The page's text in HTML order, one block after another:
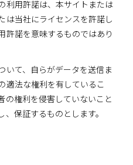
利用許諾は、本サイトまたは
は当社にライセンスを許諾し
許諾を意味するものではあり
いて、自らがデータを送信ま
適法な権利を有しているこ
の権利を侵害していないこと
保証するものとします。